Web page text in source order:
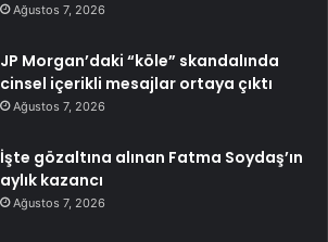
Ağustos 7, 2026
JP Morgan’daki “köle” skandalında
cinsel içerikli mesajlar ortaya çıktı
Ağustos 7, 2026
İşte gözaltına alınan Fatma Soydaş’ın
aylık kazancı
Ağustos 7, 2026